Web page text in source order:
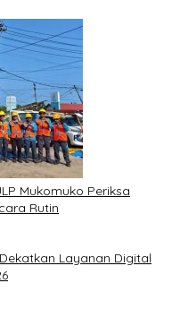
Mukomuko Periksa
Rutin
Layanan Digital